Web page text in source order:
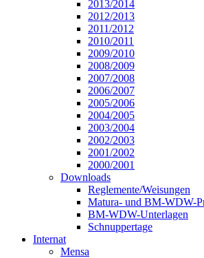
2013/2014
2012/2013
2011/2012
2010/2011
2009/2010
2008/2009
2007/2008
2006/2007
2005/2006
2004/2005
2003/2004
2002/2003
2001/2002
2000/2001
Downloads
Reglemente/Weisungen
Matura- und BM-WDW-
BM-WDW-Unterlagen
Schnuppertage
Internat
Mensa